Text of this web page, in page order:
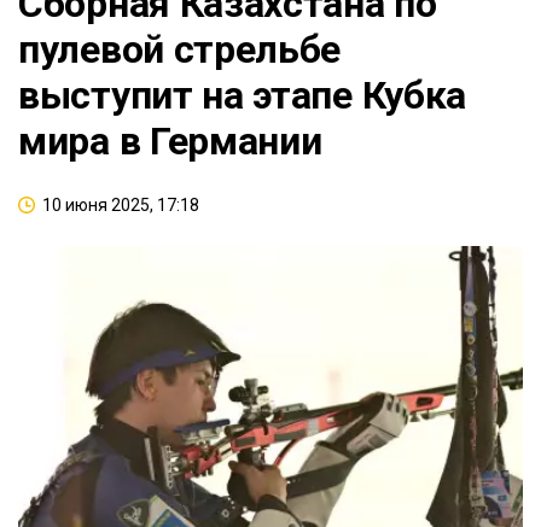
пулевой стрельбе
выступит на этапе Кубка
мира в Германии
10 июня 2025, 17:18